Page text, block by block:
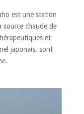
est une station
source chaude de
et
japonais, sont